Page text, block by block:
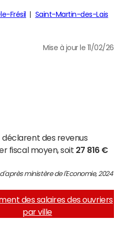
Frésil
Saint-Martin-des-Lais
Mise à jour le 11/02/26
des revenus
fiscal moyen, soit 27 816 €
ministère de l'Economie, 2024
des salaires des ouvriers
par ville